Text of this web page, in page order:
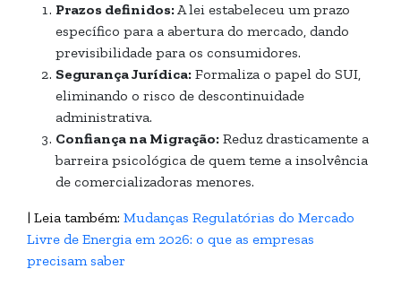
Prazos definidos:A lei estabeleceu um prazo
específico para a abertura do mercado, dando
previsibilidade para os consumidores.
Segurança Jurídica: Formaliza o papel do SUI,
eliminando o risco de descontinuidade
administrativa.
Confiança na Migração: Reduz drasticamente a
barreira psicológica de quem teme a insolvência
de comercializadoras menores.
| Leia também: Mudanças Regulatórias do Mercado
Livre de Energia em 2026: o que as empresas
precisam saber